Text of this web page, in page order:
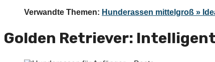
Verwandte Themen: Hunderassen mittelgroß »
Golden Retriever: